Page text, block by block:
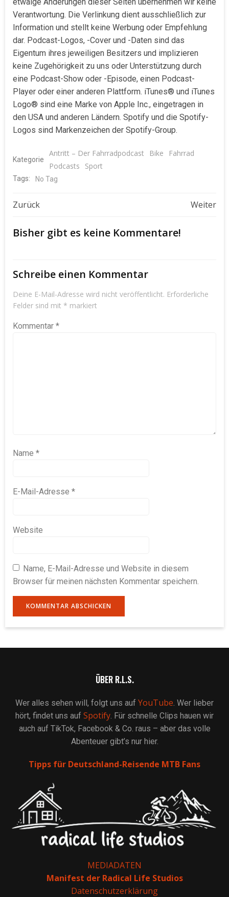
Verantwortung. Die Verlinkung dient ausschließlich zur
Information und stellt keine Werbung oder Empfehlung
dar. Podcast-Logos, -Cover und -Daten sind das
Eigentum ihres jeweiligen Besitzers und implizieren
keine Zugehörigkeit zu uns oder Unterstützung durch
eine Podcast-Show oder -Episode, einen Podcast-
Player oder einer anderen Plattform. iTunes® und iTunes
Logo® sind eine Marke von Apple Inc., eingetragen in
den USA und anderen Ländern. Spotify und die Spotify-
Logos sind Markenzeichen der Spotify-Group.
Kategorie
Antritt – Der Fahrradpodcast Bike
Fahrrad
Podcasts
Sport
Tags: No Tag
Beitragsnavigation
Zurück Weiter
Bisher gibt es keine Kommentare!
Schreibe einen Kommentar
Deine E-Mail-Adresse wird nicht veröffentlicht. Erforderliche
Felder sind mit * markiert
Kommentar *
Name *
E-Mail-Adresse *
Website
Name, E-Mail-Adresse und Website in diesem
Browser für meinen nächsten Kommentar speichern.
ÜBER R.L.S.
Wer alles sehen will, folgt uns auf YouTube . Wer lieber
hört, findet uns auf Spotify . Für schnelle Clips hauen wir
auch auf TikTok, Facebook & Co. raus – aber das volle
Abenteuer gibt’s nur hier.
Tipps für Deutschland-Reisende MTB Fans
MEDIADATEN
Manifest der Radical Life Studios
Datenschutzerklärung